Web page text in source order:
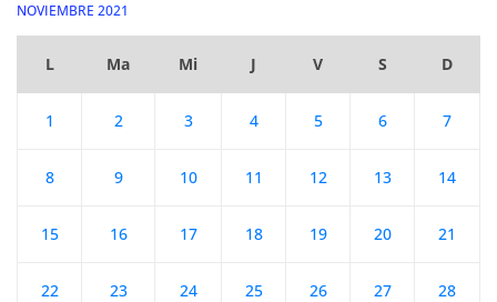
NOVIEMBRE 2021
L Ma Mi J V S D
1 2 3 4 5 6 7
8 9 10 11 12 13 14
15 16 17 18 19 20 21
22 23 24 25 26 27 28